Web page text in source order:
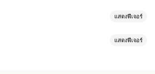
แสดงฟีเจอร์
แสดงฟีเจอร์